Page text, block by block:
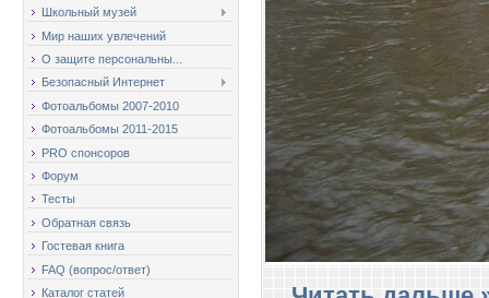
Школьный музей
Мир наших увлечений
О защите персональны...
Безопасный Интернет
Фотоальбомы 2007-2010
Фотоальбомы 2011-2015
PRO спонсоров
Форум
Тесты
Обратная связь
Гостевая книга
FAQ (вопрос/ответ)
Каталог статей